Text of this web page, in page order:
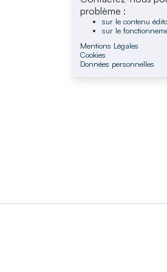
problème :
sur le contenu
sur le
Mentions Légales
Cookies
Données personnelles